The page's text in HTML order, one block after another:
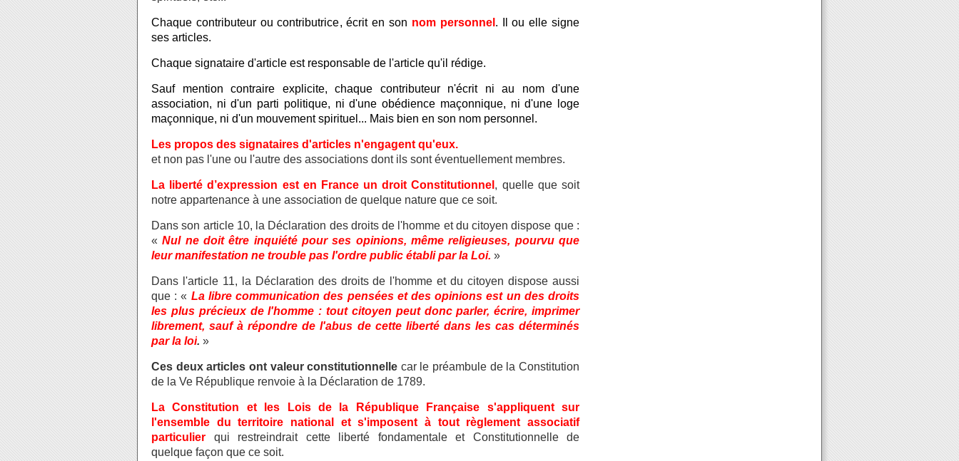
e
i
i
-
t
-
p
h
i
Chaque contributeur ou contributrice, écrit en son nom personnel . Il ou elle signe
ses articles.
Chaque signataire d'article est responsable de l'article qu'il rédige.
Sauf mention contraire explicite, chaque contributeur n'écrit ni au nom d'une
association, ni d'un parti politique, ni d'une obédience maçonnique, ni d'une loge
maçonnique, ni d'un mouvement spirituel... Mais bien en son nom personnel.
Les propos des signataires d'articles n'engagent qu'eux.
et non pas l'une ou l'autre des associations dont ils sont éventuellement membres.
La liberté d’expression est en France un droit Constitutionnel , quelle que soit
notre appartenance à une association de quelque nature que ce soit.
Dans son article 10, la Déclaration des droits de l'homme et du citoyen dispose que :
«Nul ne doit être inquiété pour ses opinions, même religieuses, pourvu que
leur manifestation ne trouble pas l'ordre public établi par la Loi. »
Dans l'article 11, la Déclaration des droits de l'homme et du citoyen dispose aussi
que : « La libre communication des pensées et des opinions est un des droits
les plus précieux de l'homme : tout citoyen peut donc parler, écrire, imprimer
librement, sauf à répondre de l'abus de cette liberté dans les cas déterminés
par la loi. »
Ces deux articles ont valeur constitutionnelle car le préambule de la Constitution
de la Ve République renvoie à la Déclaration de 1789.
La Constitution et les Lois de la République Française s'appliquent sur
l'ensemble du territoire national et s'imposent à tout règlement associatif
particulier qui restreindrait cette liberté fondamentale et Constitutionnelle de
quelque façon que ce soit.